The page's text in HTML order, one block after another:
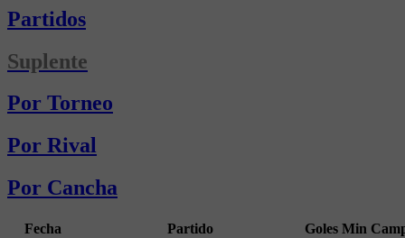
Partidos
Suplente
Por Torneo
Por Rival
Por Cancha
Fecha Partido Goles Min